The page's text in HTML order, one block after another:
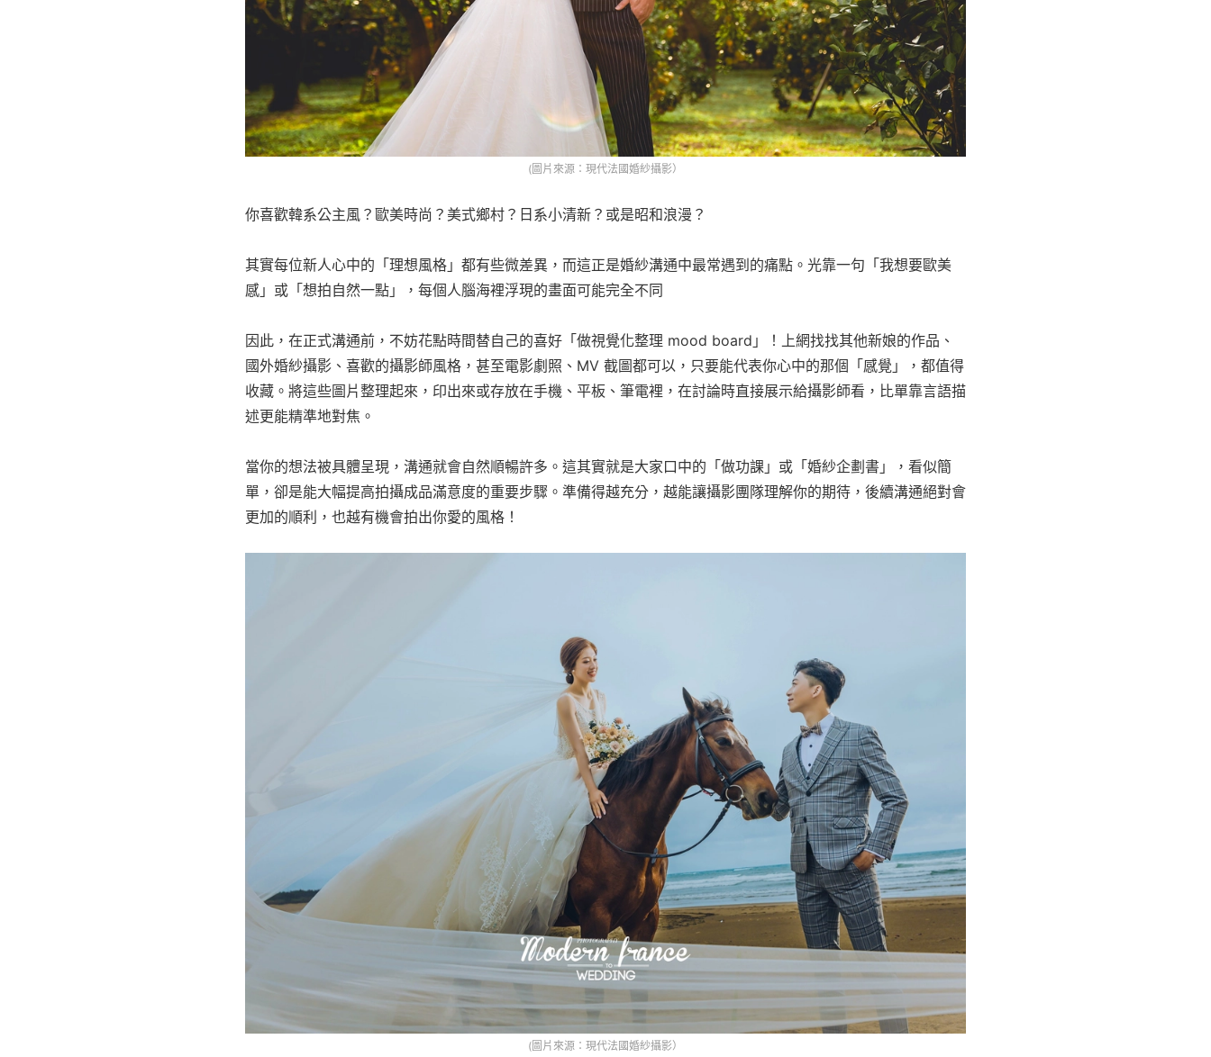
(圖片來源：現代法國婚紗攝影）
你喜歡韓系公主風？歐美時尚？美式鄉村？日系小清新？或是昭和浪漫？
其實每位新人心中的「理想風格」都有些微差異，而這正是婚紗溝通中最常遇到的痛點。光靠一句「我想要歐美
感」或「想拍自然一點」，每個人腦海裡浮現的畫面可能完全不同
因此，在正式溝通前，不妨花點時間替自己的喜好「做視覺化整理 mood board」！上網找找其他新娘的作品、
國外婚紗攝影、喜歡的攝影師風格，甚至電影劇照、MV 截圖都可以，只要能代表你心中的那個「感覺」，都值得
收藏。將這些圖片整理起來，印出來或存放在手機、平板、筆電裡，在討論時直接展示給攝影師看，比單靠言語描
述更能精準地對焦。
當你的想法被具體呈現，溝通就會自然順暢許多。這其實就是大家口中的「做功課」或「婚紗企劃書」，看似簡
單，卻是能大幅提高拍攝成品滿意度的重要步驟。準備得越充分，越能讓攝影團隊理解你的期待，後續溝通絕對會
更加的順利，也越有機會拍出你愛的風格！
(圖片來源：現代法國婚紗攝影）